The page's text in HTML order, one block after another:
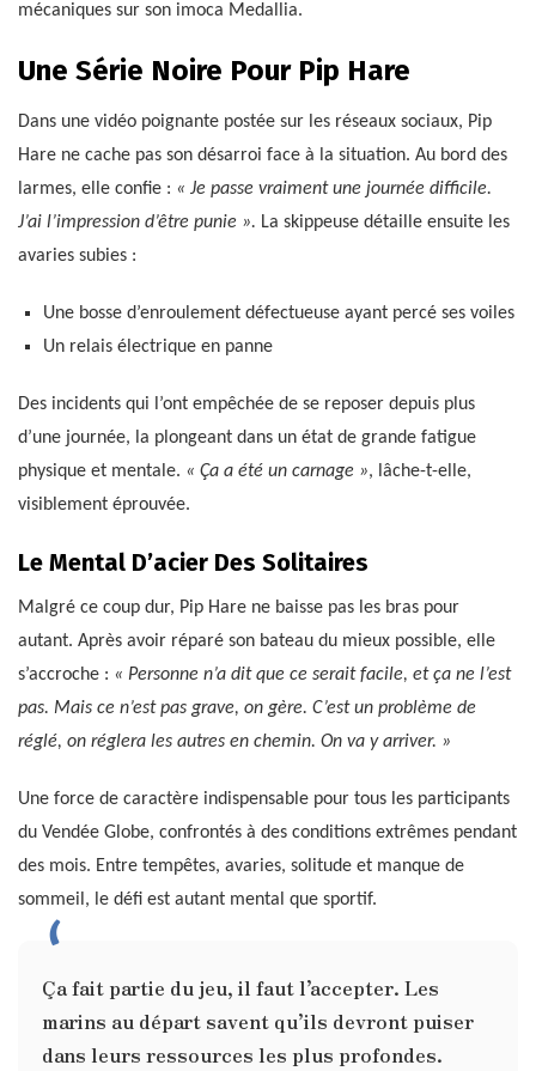
mécaniques sur son imoca Medallia.
Une Série Noire Pour Pip Hare
Dans une vidéo poignante postée sur les réseaux sociaux, Pip
Hare ne cache pas son désarroi face à la situation. Au bord des
larmes, elle confie : « Je passe vraiment une journée difficile.
J’ai l’impression d’être punie ». La skippeuse détaille ensuite les
avaries subies :
Une bosse d’enroulement défectueuse ayant percé ses voiles
Un relais électrique en panne
Des incidents qui l’ont empêchée de se reposer depuis plus
d’une journée, la plongeant dans un état de grande fatigue
physique et mentale. « Ça a été un carnage », lâche-t-elle,
visiblement éprouvée.
Le Mental D’acier Des Solitaires
Malgré ce coup dur, Pip Hare ne baisse pas les bras pour
autant. Après avoir réparé son bateau du mieux possible, elle
s’accroche : « Personne n’a dit que ce serait facile, et ça ne l’est
pas. Mais ce n’est pas grave, on gère. C’est un problème de
réglé, on réglera les autres en chemin. On va y arriver. »
Une force de caractère indispensable pour tous les participants
du Vendée Globe, confrontés à des conditions extrêmes pendant
des mois. Entre tempêtes, avaries, solitude et manque de
sommeil, le défi est autant mental que sportif.
Ça fait partie du jeu, il faut l’accepter. Les
marins au départ savent qu’ils devront puiser
dans leurs ressources les plus profondes.